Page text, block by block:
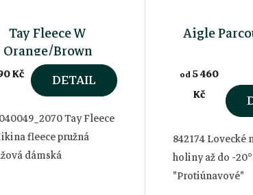
Tay Fleece W
Orange/Brown
Kč DETAIL
Tay Fleece
fleece pružná
dámská
Aigle
od5 460
Kč
842174 Lovecké
holiny až do -
"Protiúnavové"